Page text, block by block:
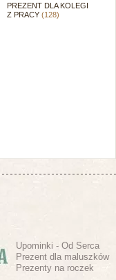
PREZENT DLA KOLEGI
Z PRACY(128)
Upominki - Od Serca
Prezent dla maluszków
Prezenty na roczek